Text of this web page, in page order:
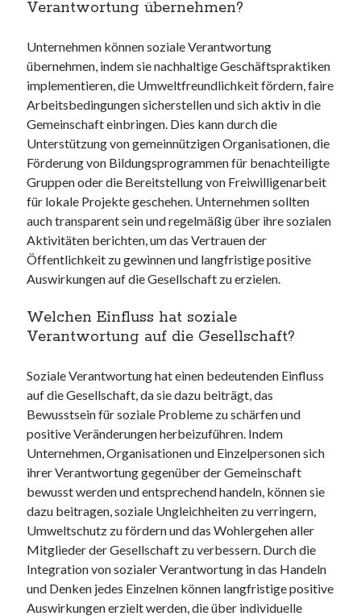
Verantwortung übernehmen?
Unternehmen können soziale Verantwortung
übernehmen, indem sie nachhaltige Geschäftspraktiken
implementieren, die Umweltfreundlichkeit fördern, faire
Arbeitsbedingungen sicherstellen und sich aktiv in die
Gemeinschaft einbringen. Dies kann durch die
Unterstützung von gemeinnützigen Organisationen, die
Förderung von Bildungsprogrammen für benachteiligte
Gruppen oder die Bereitstellung von Freiwilligenarbeit
für lokale Projekte geschehen. Unternehmen sollten
auch transparent sein und regelmäßig über ihre sozialen
Aktivitäten berichten, um das Vertrauen der
Öffentlichkeit zu gewinnen und langfristige positive
Auswirkungen auf die Gesellschaft zu erzielen.
Welchen Einfluss hat soziale
Verantwortung auf die Gesellschaft?
Soziale Verantwortung hat einen bedeutenden Einfluss
auf die Gesellschaft, da sie dazu beiträgt, das
Bewusstsein für soziale Probleme zu schärfen und
positive Veränderungen herbeizuführen. Indem
Unternehmen, Organisationen und Einzelpersonen sich
ihrer Verantwortung gegenüber der Gemeinschaft
bewusst werden und entsprechend handeln, können sie
dazu beitragen, soziale Ungleichheiten zu verringern,
Umweltschutz zu fördern und das Wohlergehen aller
Mitglieder der Gesellschaft zu verbessern. Durch die
Integration von sozialer Verantwortung in das Handeln
und Denken jedes Einzelnen können langfristige positive
Auswirkungen erzielt werden, die über individuelle